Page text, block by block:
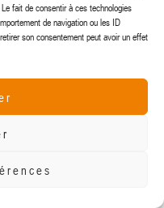
fait de consentir à ces technologies
de navigation ou les ID
son consentement peut avoir un effet
Normand